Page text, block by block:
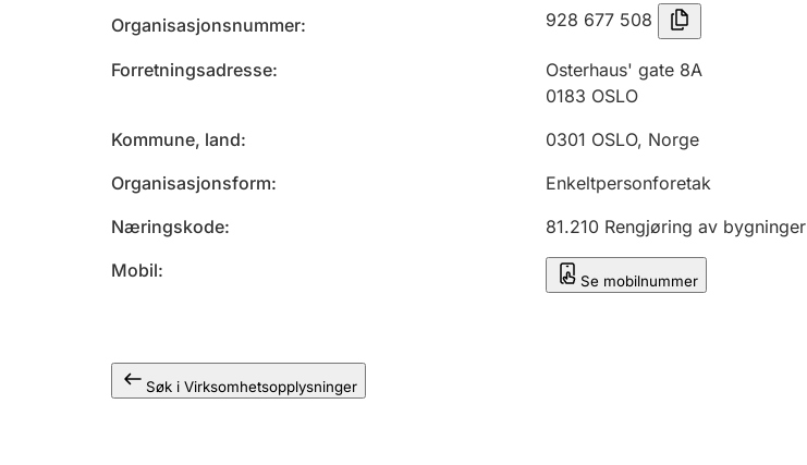
Organisasjonsnummer 928 677 508
Forretningsadresse
Osterhaus' gate 8A
0183 OSLO
Kommune, land
0301 OSLO, Norge
Organisasjonsform
Enkeltpersonforetak
Næringskode
81.210 Rengjøring av bygninger
Mobil
Se mobilnummer
Søk i Virksomhetsopplysninger